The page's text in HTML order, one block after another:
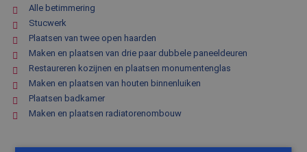
Alle betimmering
Stucwerk
Plaatsen van twee open haarden
Maken en plaatsen van drie paar dubbele paneeldeuren
Restaureren kozijnen en plaatsen monumentenglas
Maken en plaatsen van houten binnenluiken
Plaatsen badkamer
Maken en plaatsen radiatorenombouw